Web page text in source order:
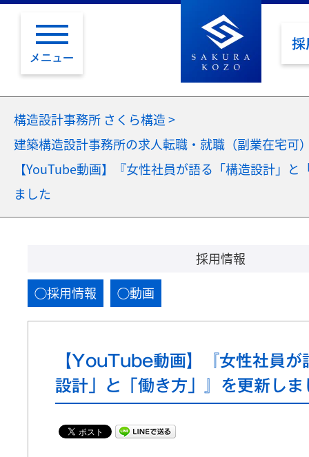
メニュー
採
構造設計事務所 さくら構造>
建築構造設計事務所の求人転職・就職（副業在宅可
【YouTube動画】『女性社員が語る「構造設計」と
ました
採用情報
採用情報
動画
【YouTube動画】『女性社員が
設計」と「働き方」』を更新しま